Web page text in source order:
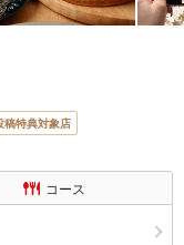
稿特典対象店
コース